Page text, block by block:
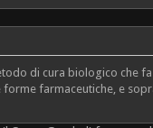
di cura biologico che
forme farmaceutiche, e